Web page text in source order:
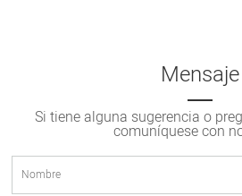
Mensaje
Si tiene alguna sugerencia o
comuníquese con